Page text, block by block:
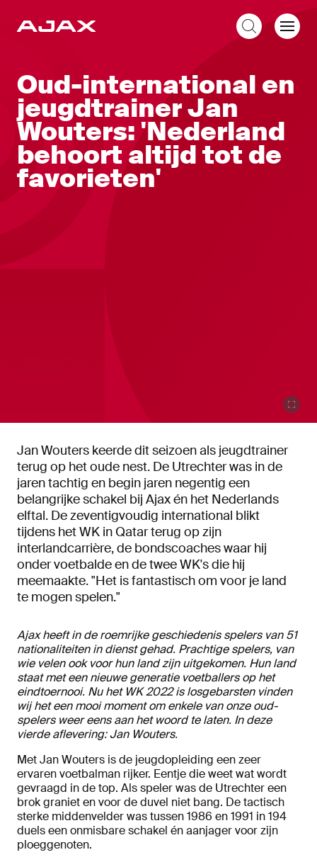
Oud-international en
jeugdtrainer Jan
Wouters: 'Nederland
behoort altijd tot de
favorieten'
Jan Wouters keerde dit seizoen als jeugdtrainer
terug op het oude nest. De Utrechter was in de
jaren tachtig en begin jaren negentig een
belangrijke schakel bij Ajax én het Nederlands
elftal. De zeventigvoudig international blikt
tijdens het WK in Qatar terug op zijn
interlandcarrière, de bondscoaches waar hij
onder voetbalde en de twee WK's die hij
meemaakte. "Het is fantastisch om voor je land
te mogen spelen."
Ajax heeft in de roemrijke geschiedenis spelers van 51
nationaliteiten in dienst gehad. Prachtige spelers, van
wie velen ook voor hun land zijn uitgekomen. Hun land
staat met een nieuwe generatie voetballers op het
eindtoernooi. Nu het WK 2022 is losgebarsten vinden
wij het een mooi moment om enkele van onze oud-
spelers weer eens aan het woord te laten. In deze
vierde aflevering: Jan Wouters.
Met Jan Wouters is de jeugdopleiding een zeer
ervaren voetbalman rijker. Eentje die weet wat wordt
gevraagd in de top. Als speler was de Utrechter een
brok graniet en voor de duvel niet bang. De tactisch
sterke middenvelder was tussen 1986 en 1991 in 194
duels een onmisbare schakel én aanjager voor zijn
ploeggenoten.